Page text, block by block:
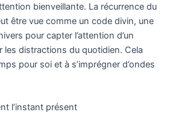
bienveillante. La récurrence du
être vue comme un code divin, une
pour capter l’attention d’un
les distractions du quotidien. Cela
pour soi et à s’imprégner d’ondes
l’instant présent